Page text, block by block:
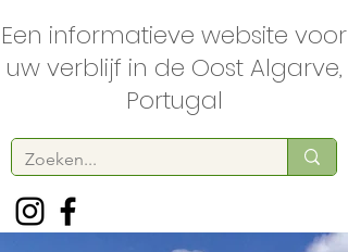
Een informatieve website voor
uw verblijf in de Oost Algarve,
Portugal